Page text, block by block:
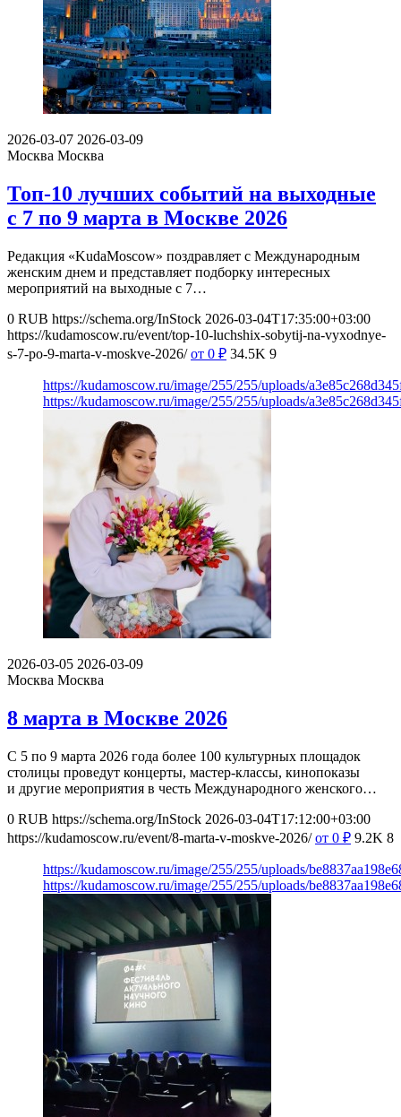
2026-03-07 2026-03-09
Москва Москва
Топ-10 лучших событий на выходные
с 7 по 9 марта в Москве 2026
Редакция «KudaMoscow» поздравляет с Международным
женским днем и представляет подборку интересных
мероприятий на выходные с 7…
0 RUB https://schema.org/InStock 2026-03-04T17:35:00+03:00
https://kudamoscow.ru/event/top-10-luchshix-sobytij-na-vyxodnye-
s-7-po-9-marta-v-moskve-2026/ от 0 ₽ 34.5K 9
https://kudamoscow.ru/image/255/255/uploads/
https://kudamoscow.ru/image/255/255/uploads/
2026-03-05 2026-03-09
Москва Москва
8 марта в Москве 2026
С 5 по 9 марта 2026 года более 100 культурных площадок
столицы проведут концерты, мастер-классы, кинопоказы
и другие мероприятия в честь Международного женского…
0 RUB https://schema.org/InStock 2026-03-04T17:12:00+03:00
https://kudamoscow.ru/event/8-marta-v-moskve-2026/ от 0 ₽ 9.2K 8
https://kudamoscow.ru/image/255/255/uploads/
https://kudamoscow.ru/image/255/255/uploads/